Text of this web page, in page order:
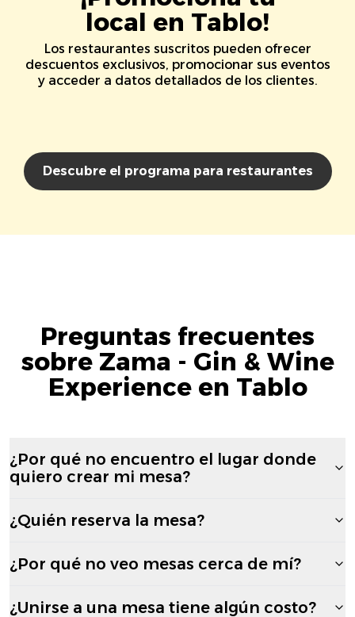
local en Tablo!
Los restaurantes suscritos pueden ofrecer
descuentos exclusivos, promocionar sus eventos
y acceder a datos detallados de los clientes.
Descubre el programa para restaurantes
Preguntas frecuentes
sobre Zama - Gin & Wine
Experience en Tablo
¿Por qué no encuentro el lugar donde
quiero crear mi mesa?
¿Quién reserva la mesa?
¿Por qué no veo mesas cerca de mí?
¿Unirse a una mesa tiene algún costo?